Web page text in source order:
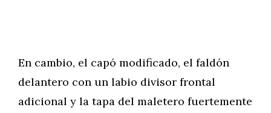
En cambio, el capó modificado, el faldón
delantero con un labio divisor frontal
adicional y la tapa del maletero fuertemente